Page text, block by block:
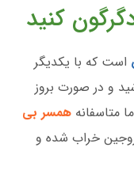
کنید
است که با یکدیگر
و در صورت بروز
متاسفانه همسر بی
خراب شده و